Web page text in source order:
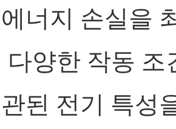
너지 손실을
다양한 작동 조
된 전기 특성